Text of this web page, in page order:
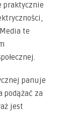
praktycznie
te
panuje
podążać za
jest